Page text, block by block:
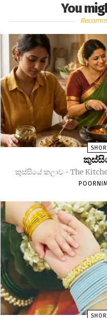
You
කුස්සියේ කලාව - The